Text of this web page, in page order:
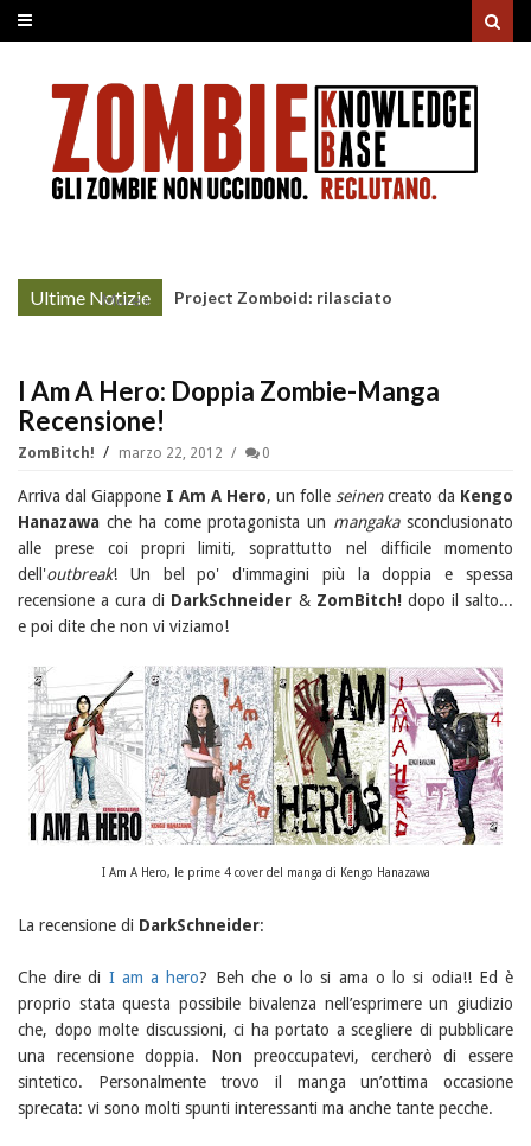
Ultime Notizie
More »
Unholy Night: la nonna non-morta rovina il
I Am A Hero: Doppia Zombie-Manga
Recensione!
ZomBitch! marzo 22, 2012 0
Arriva dal Giappone I Am A Hero, un folle seinencreato da Kengo
Hanazawa che ha come protagonista un mangakasconclusionato
alle prese coi propri limiti, soprattutto nel difficile momento
dell'outbreak! Un bel po' d'immagini più la doppia e spessa
recensione a cura di DarkSchneider & ZomBitch!dopo il salto...
e poi dite che non vi viziamo!
I Am A Hero, le prime 4 cover del manga di Kengo Hanazawa
La recensione di DarkSchneider:
Che dire di I am a hero? Beh che o lo si ama o lo si odia!! Ed è
proprio stata questa possibile bivalenza nell’esprimere un giudizio
che, dopo molte discussioni, ci ha portato a scegliere di pubblicare
una recensione doppia. Non preoccupatevi, cercherò di essere
sintetico. Personalmente trovo il manga un’ottima occasione
sprecata: vi sono molti spunti interessanti ma anche tante pecche.